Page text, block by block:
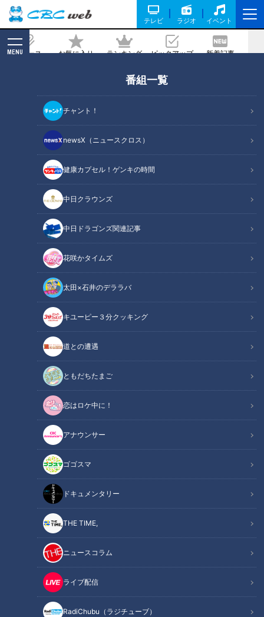
テレビ ラジオ イベント
ニュース お気に入り ランキング ピックアップ 新着記事
MENU
番組一覧
チャント！
newsX（ニュースクロス）
健康カプセル！ゲンキの時間
中日クラウンズ
中日ドラゴンズ関連記事
花咲かタイムズ
太田×石井のデララバ
キユーピー３分クッキング
道との遭遇
ともだちたまご
恋はロケ中に！
アナウンサー
ゴゴスマ
ドキュメンタリー
THE TIME,
ニュースコラム
ライブ配信
RadiChubu（ラジチューブ）
な5つの厄払いが行われる奇祭「宝光院
はだか祭」とは
記事に戻る
CBCテレビ：画像『チャント！』
この記事の画像（全8枚）
記事に戻る
この記事を見たあなたへのおすすめ